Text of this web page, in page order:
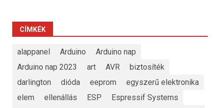
CÍMKÉK
alappanel Arduino
Arduino nap
Arduino nap 2023
art AVR
biztosíték
darlington
dióda eeprom
egyszerű elektronika
elem
ellenállás ESP
Espressif Systems